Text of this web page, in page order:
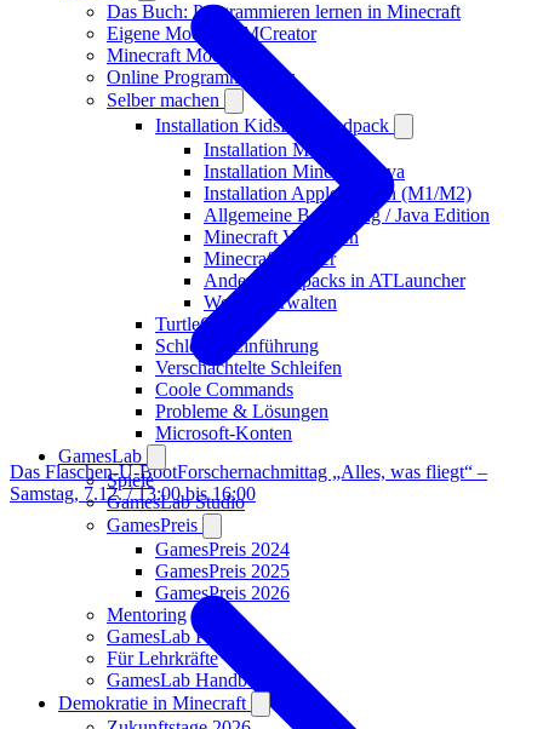
Das Buch: Programmieren lernen in Minecraft
Eigene Mods mit MCreator
Minecraft Mods
Online Programmierkurs
Selber machen
Installation KidsLab-Modpack
Installation ModPack
Installation Minecraft Java
Installation Apple Silicon (M1/M2)
Allgemeine Bedienung / Java Edition
Minecraft Versionen
Minecraft Shader
Andere Modpacks in ATLauncher
Welten verwalten
TurtleCity
Schleifen Einführung
Verschachtelte Schleifen
Coole Commands
Probleme & Lösungen
Microsoft-Konten
GamesLab
Spiele
GamesLab Studio
GamesPreis
GamesPreis 2024
GamesPreis 2025
GamesPreis 2026
Mentoring
GamesLab Partner
Für Lehrkräfte
GamesLab Handbuch
Demokratie in Minecraft
Das Flaschen-U-BootForschernachmittag „Alles, was fliegt“ –
Samstag, 7.12. / 13:00 bis 16:00